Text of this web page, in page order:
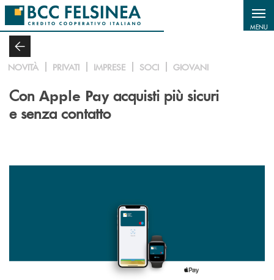
Salta al contenuto principale
MENU
NOVITÀ PRIVATI IMPRESE SOCI GIOVANI
Con Apple Payacquisti più sicuri
e senza contatto